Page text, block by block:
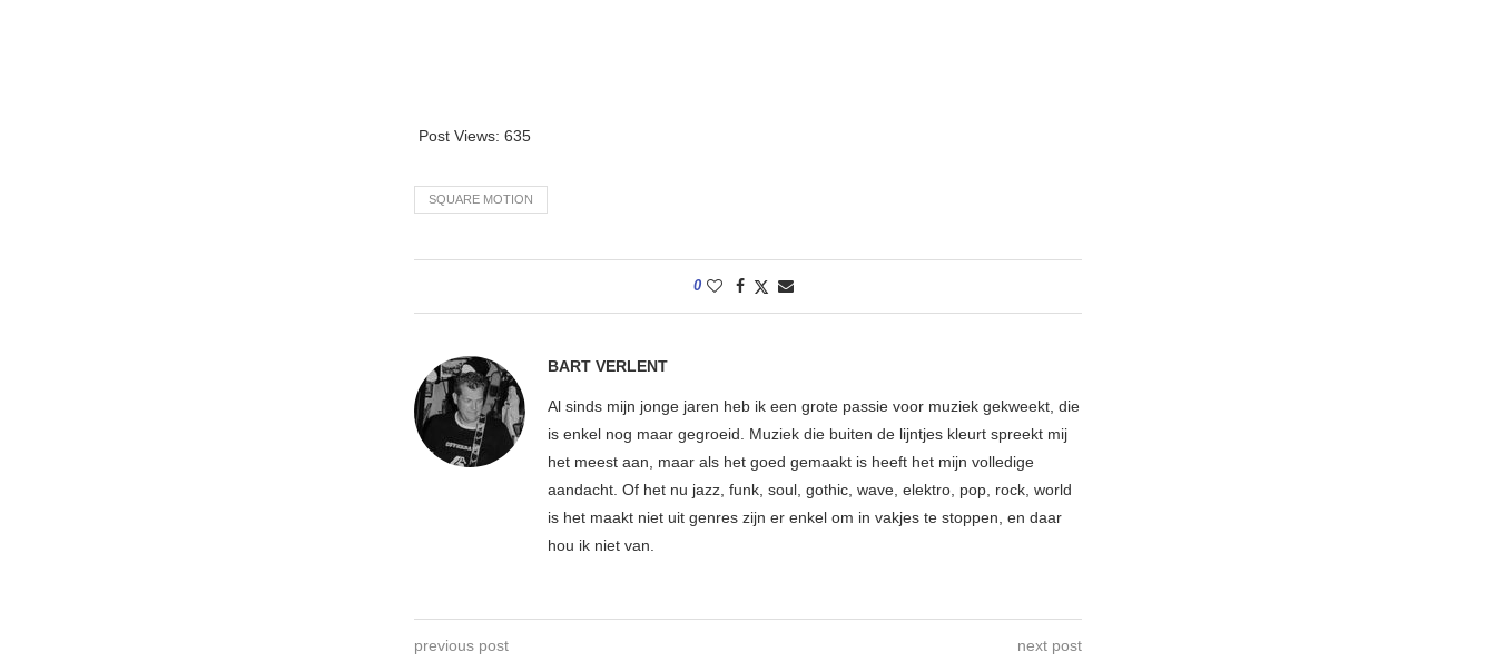
Post Views: 635
SQUARE MOTION
0
BART VERLENT
Al sinds mijn jonge jaren heb ik een grote passie voor muziek gekweekt, die
is enkel nog maar gegroeid. Muziek die buiten de lijntjes kleurt spreekt mij
het meest aan, maar als het goed gemaakt is heeft het mijn volledige
aandacht. Of het nu jazz, funk, soul, gothic, wave, elektro, pop, rock, world
is het maakt niet uit genres zijn er enkel om in vakjes te stoppen, en daar
hou ik niet van.
previous post
next post